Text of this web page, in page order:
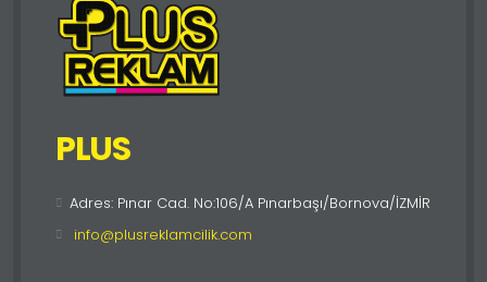
PLUS
Adres: Pınar Cad. No:106/A Pınarbaşı/Bornova/İZMİR
info@plusreklamcilik.com